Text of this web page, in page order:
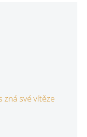
zná své vítěze